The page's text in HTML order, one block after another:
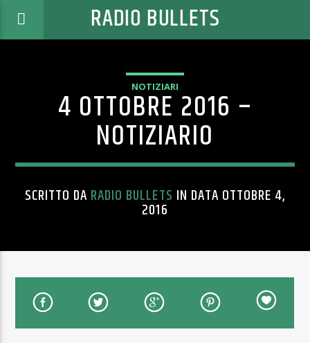
RADIO BULLETS
NOTIZIARI
4 OTTOBRE 2016 –
NOTIZIARIO
SCRITTO DA RADIO BULLETS IN DATA OTTOBRE 4,
2016